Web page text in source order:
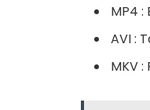
MP4
AVI :
MKV